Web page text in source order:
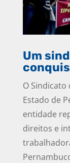
Um
O Sindicato
Estado de
entidade
direitos e